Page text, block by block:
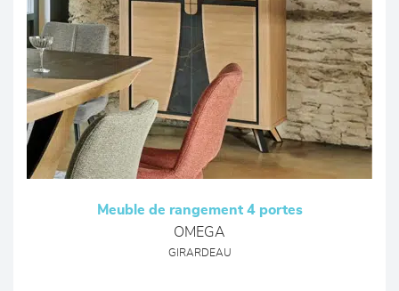
Meuble de rangement 4 portes
OMEGA
GIRARDEAU